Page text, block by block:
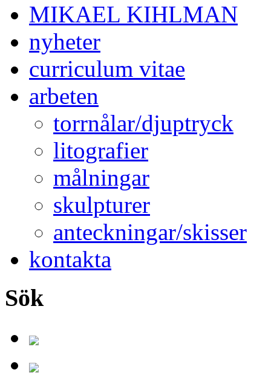
MIKAEL KIHLMAN
nyheter
curriculum vitae
arbeten
torrnålar/djuptryck
litografier
målningar
skulpturer
anteckningar/skisser
kontakta
Sök